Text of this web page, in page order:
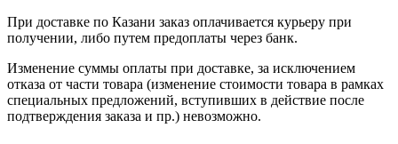
При доставке по Казани заказ оплачивается курьеру при
получении, либо путем предоплаты через банк.
Изменение суммы оплаты при доставке, за исключением
отказа от части товара (изменение стоимости товара в рамках
специальных предложений, вступивших в действие после
подтверждения заказа и пр.) невозможно.